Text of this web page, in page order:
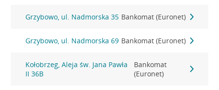
Grzybowo, ul. Nadmorska 35 Bankomat (Euronet)
Grzybowo, ul. Nadmorska 69 Bankomat (Euronet)
Kołobrzeg, Aleja św. Jana Pawła
II 36B
Bankomat
(Euronet)